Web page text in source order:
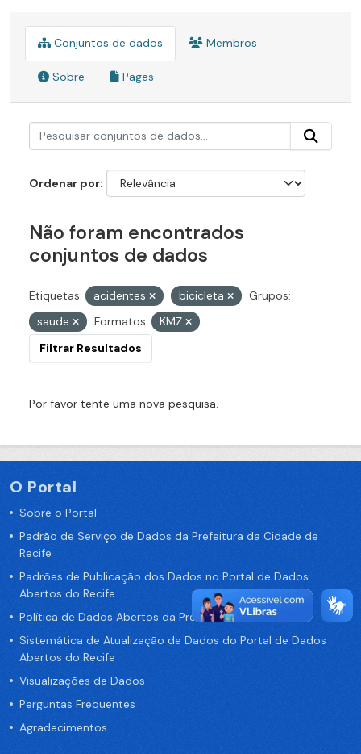
Conjuntos de dados Membros
Sobre Pages
Ordenar por
Não foram encontrados
conjuntos de dados
Etiquetas: acidentes bicicleta
Grupos:
saude
Formatos:
KMZ
Filtrar Resultados
Por favor tente uma nova pesquisa.
O Portal
Sobre o Portal
Padrão de Serviço de Dados da Prefeitura da Cidade de
Recife
Padrões de Publicação dos Dados no Portal de Dados
Abertos do Recife
Política de Dados Abertos da Prefeitura do Recife
Sistemática de Atualização de Dados do Portal de Dados
Abertos do Recife
Visualizações de Dados
Perguntas Frequentes
Agradecimentos